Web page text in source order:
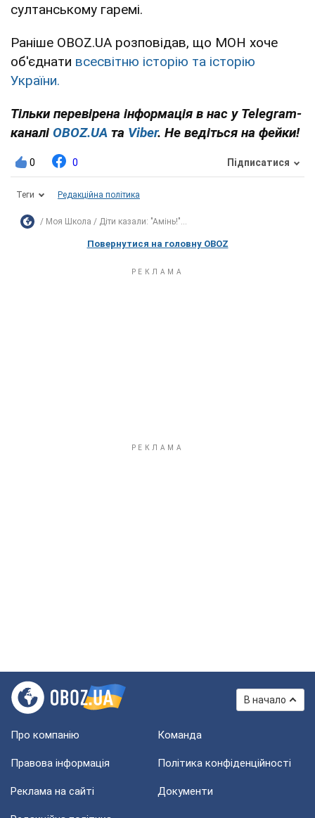
султанському гаремі.
Раніше OBOZ.UA розповідав, що МОН хоче
об'єднати всесвітню історію та історію
України.
Тільки перевірена інформація в нас у Telegram-
каналі OBOZ.UA та Viber. Не ведіться на фейки!
0 0 Підписатися
Теги Редакційна політика
Моя Школа Діти казали: "Амінь!"...
Повернутися на головну OBOZ
В начало
Про компанію Команда
Правова інформація Політика конфіденційності
Реклама на сайті Документи